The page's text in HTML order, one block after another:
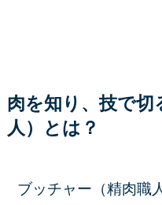
肉を知り、技で切
人）とは？
ブッチャー（精肉職